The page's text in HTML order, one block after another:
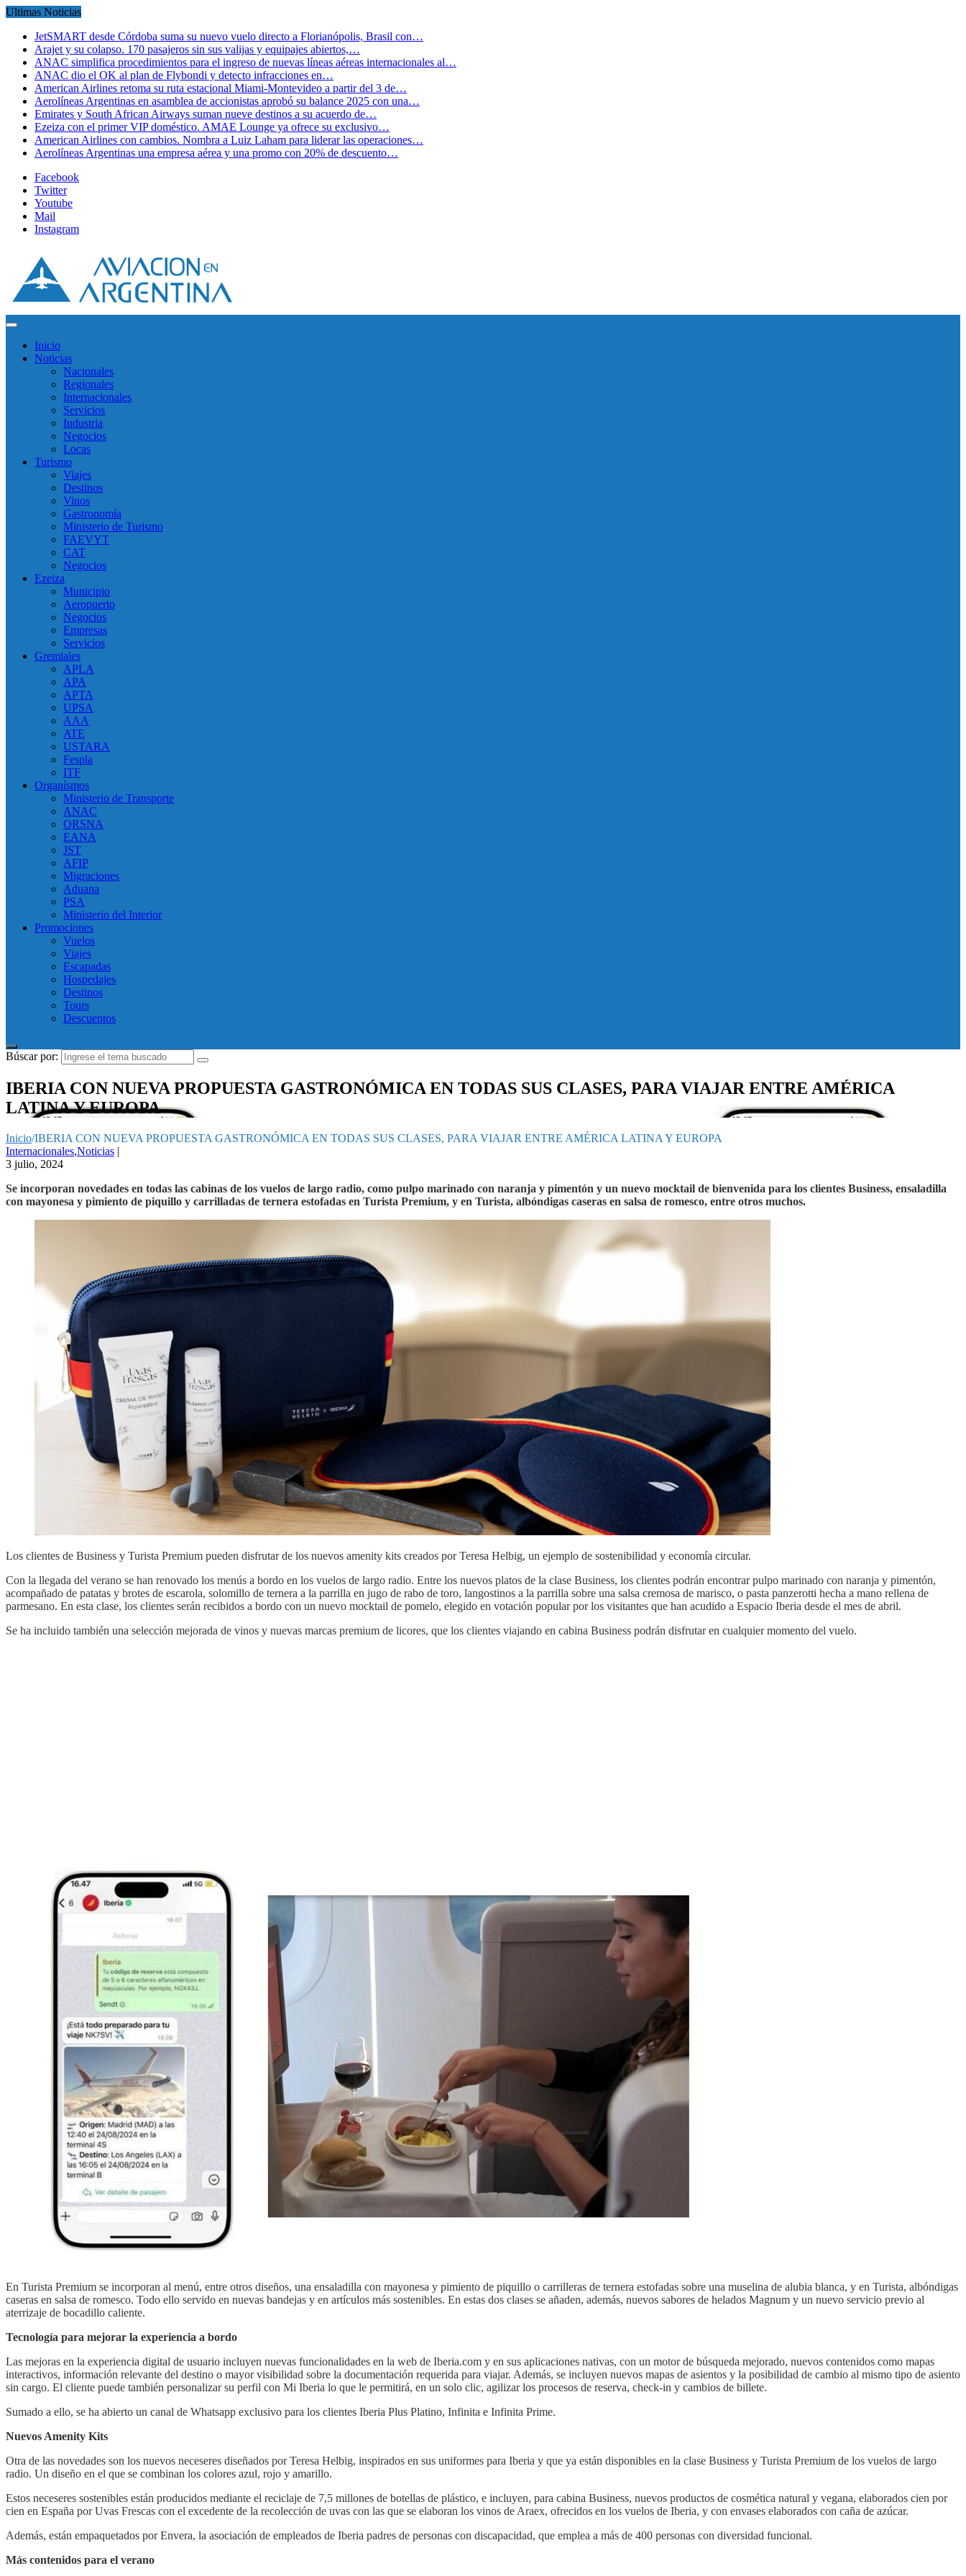
Ultimas Noticias
JetSMART desde Córdoba suma su nuevo vuelo directo a Florianópolis, Brasil con…
Arajet y su colapso. 170 pasajeros sin sus valijas y equipajes abiertos,…
ANAC simplifica procedimientos para el ingreso de nuevas líneas aéreas internacionales al…
ANAC dio el OK al plan de Flybondi y detecto infracciones en…
American Airlines retoma su ruta estacional Miami-Montevideo a partir del 3 de…
Aerolíneas Argentinas en asamblea de accionistas aprobó su balance 2025 con una…
Emirates y South African Airways suman nueve destinos a su acuerdo de…
Ezeiza con el primer VIP doméstico. AMAE Lounge ya ofrece su exclusivo…
American Airlines con cambios. Nombra a Luiz Laham para liderar las operaciones…
Aerolíneas Argentinas una empresa aérea y una promo con 20% de descuento…
Facebook
Twitter
Youtube
Mail
Instagram
Inicio
Noticias
Nacionales
Regionales
Internacionales
Servicios
Industria
Negocios
Locas
Turismo
Viajes
Destinos
Vinos
Gastronomía
Ministerio de Turismo
FAEVYT
CAT
Negocios
Ezeiza
Municipio
Aeropuerto
Negocios
Empresas
Servicios
Gremiales
APLA
APA
APTA
UPSA
AAA
ATE
USTARA
Fespla
ITF
Organísmos
Ministerio de Transporte
ANAC
ORSNA
EANA
JST
AFIP
Migraciones
Aduana
PSA
Ministerio del Interior
Promociones
Vuelos
Viajes
Escapadas
Hospedajes
Destinos
Tours
Descuentos
Búscar por:
IBERIA CON NUEVA PROPUESTA GASTRONÓMICA EN TODAS SUS CLASES, PARA VIAJAR ENTRE AMÉRICA
LATINA Y EUROPA
Inicio/IBERIA CON NUEVA PROPUESTA GASTRONÓMICA EN TODAS SUS CLASES, PARA VIAJAR ENTRE AMÉRICA LATINA Y EUROPA
Internacionales,Noticias |
3 julio, 2024
Se incorporan novedades en todas las cabinas de los vuelos de largo radio, como pulpo marinado con naranja y pimentón y un nuevo mocktail de bienvenida para los clientes Business, ensaladilla
con mayonesa y pimiento de piquillo y carrilladas de ternera estofadas en Turista Premium, y en Turista, albóndigas caseras en salsa de romesco, entre otros muchos.
Los clientes de Business y Turista Premium pueden disfrutar de los nuevos amenity kits creados por Teresa Helbig, un ejemplo de sostenibilidad y economía circular.
Con la llegada del verano se han renovado los menús a bordo en los vuelos de largo radio. Entre los nuevos platos de la clase Business, los clientes podrán encontrar pulpo marinado con naranja y pimentón,
acompañado de patatas y brotes de escarola, solomillo de ternera a la parrilla en jugo de rabo de toro, langostinos a la parrilla sobre una salsa cremosa de marisco, o pasta panzerotti hecha a mano rellena de
parmesano. En esta clase, los clientes serán recibidos a bordo con un nuevo mocktail de pomelo, elegido en votación popular por los visitantes que han acudido a Espacio Iberia desde el mes de abril.
Se ha incluido también una selección mejorada de vinos y nuevas marcas premium de licores, que los clientes viajando en cabina Business podrán disfrutar en cualquier momento del vuelo.
En Turista Premium se incorporan al menú, entre otros diseños, una ensaladilla con mayonesa y pimiento de piquillo o carrilleras de ternera estofadas sobre una muselina de alubia blanca, y en Turista, albóndigas
caseras en salsa de romesco. Todo ello servido en nuevas bandejas y en artículos más sostenibles. En estas dos clases se añaden, además, nuevos sabores de helados Magnum y un nuevo servicio previo al
aterrizaje de bocadillo caliente.
Tecnología para mejorar la experiencia a bordo
Las mejoras en la experiencia digital de usuario incluyen nuevas funcionalidades en la web de Iberia.com y en sus aplicaciones nativas, con un motor de búsqueda mejorado, nuevos contenidos como mapas
interactivos, información relevante del destino o mayor visibilidad sobre la documentación requerida para viajar. Además, se incluyen nuevos mapas de asientos y la posibilidad de cambio al mismo tipo de asiento
sin cargo. El cliente puede también personalizar su perfil con Mi Iberia lo que le permitirá, en un solo clic, agilizar los procesos de reserva, check-in y cambios de billete.
Sumado a ello, se ha abierto un canal de Whatsapp exclusivo para los clientes Iberia Plus Platino, Infinita e Infinita Prime.
Nuevos Amenity Kits
Otra de las novedades son los nuevos neceseres diseñados por Teresa Helbig, inspirados en sus uniformes para Iberia y que ya están disponibles en la clase Business y Turista Premium de los vuelos de largo
radio. Un diseño en el que se combinan los colores azul, rojo y amarillo.
Estos neceseres sostenibles están producidos mediante el reciclaje de 7,5 millones de botellas de plástico, e incluyen, para cabina Business, nuevos productos de cosmética natural y vegana, elaborados cien por
cien en España por Uvas Frescas con el excedente de la recolección de uvas con las que se elaboran los vinos de Araex, ofrecidos en los vuelos de Iberia, y con envases elaborados con caña de azúcar.
Además, están empaquetados por Envera, la asociación de empleados de Iberia padres de personas con discapacidad, que emplea a más de 400 personas con diversidad funcional.
Más contenidos para el verano